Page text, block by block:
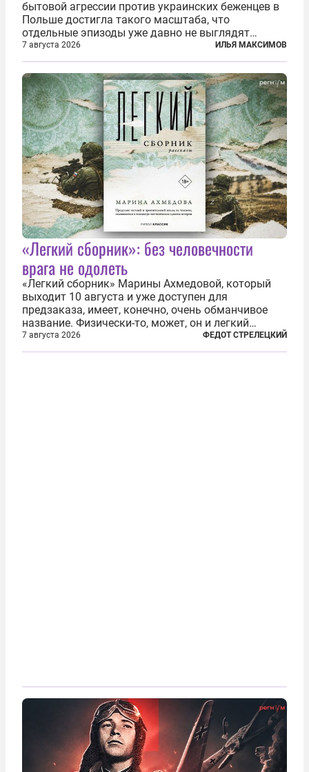
бытовой агрессии против украинских беженцев в
Польше достигла такого масштаба, что
отдельные эпизоды уже давно не выглядят
случайными. Поляки, судя по происходящему,
буквально теряют рассудок от ненависти к
украинским беженцам, и каждый новый случай
по-своему...
7 августа 2026 ИЛЬЯ МАКСИМОВ
«Легкий сборник»: без человечности
врага не одолеть
«Легкий сборник» Марины Ахмедовой, который
выходит 10 августа и уже доступен для
предзаказа, имеет, конечно, очень обманчивое
название. Физически-то, может, он и легкий
относительно. Но метафизически —
безотносительно тяжелый. Десять рассказов,
7 августа 2026 ФЕДОТ СТРЕЛЕЦКИЙ